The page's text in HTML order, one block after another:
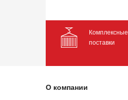
Комплексные
поставки
О компании